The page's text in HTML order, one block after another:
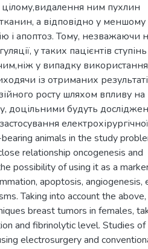
ним пухлин
а відповідно у меншому
і апоптоз. Тому, незважаючи
у таких пацієнтів ступінь
у випадку використання
із отриманих
росту шляхом впливу на
доцільними будуть
електрохірургічної
animals in the study
relationship oncogenesis and
possibility of using it as a
apoptosis, angiogenesis,
Taking into account the
breast tumors in females,
and fibrinolytic level. Studies of
electrosurgery and